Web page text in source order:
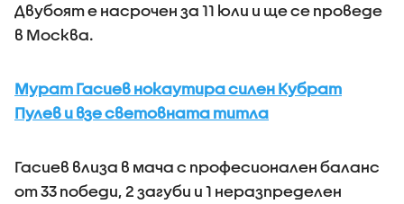
Двубоят е насрочен за 11 юли и ще се проведе
в Москва.
Мурат Гасиев нокаутира силен Кубрат
Пулев и взе световната титла
Гасиев влиза в мача с професионален баланс
от 33 победи, 2 загуби и 1 неразпределен